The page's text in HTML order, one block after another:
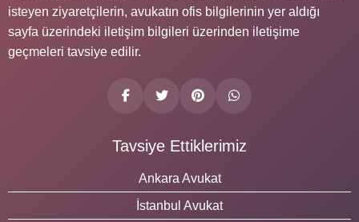
isteyen ziyaretçilerin, avukatın ofis bilgilerinin yer aldığı
sayfa üzerindeki iletişim bilgileri üzerinden iletişime
geçmeleri tavsiye edilir.
Tavsiye Ettiklerimiz
Ankara Avukat
İstanbul Avukat